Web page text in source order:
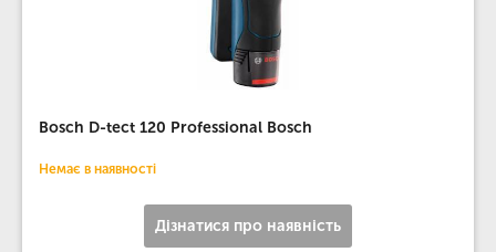
Bosch D-tect 120 Professional Bosch
Немає в наявності
Дізнатися про наявність